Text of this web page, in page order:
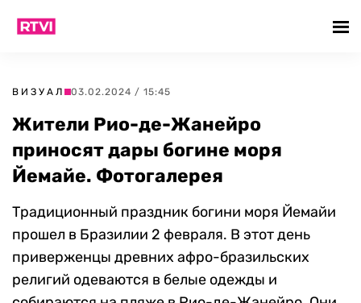
ВИЗУАЛ 03.02.2024 / 15:45
Жители Рио-де-Жанейро
приносят дары богине моря
Йемайе. Фотогалерея
Традиционный праздник богини моря Йемайи
прошел в Бразилии 2 февраля. В этот день
приверженцы древних афро-бразильских
религий одеваются в белые одежды и